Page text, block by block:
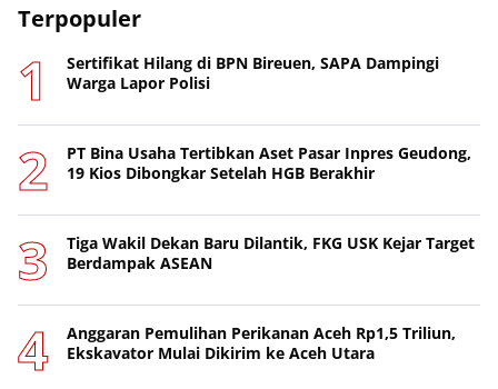
Terpopuler
Sertifikat Hilang di BPN Bireuen, SAPA Dampingi
Warga Lapor Polisi
PT Bina Usaha Tertibkan Aset Pasar Inpres Geudong,
19 Kios Dibongkar Setelah HGB Berakhir
Tiga Wakil Dekan Baru Dilantik, FKG USK Kejar Target
Berdampak ASEAN
Anggaran Pemulihan Perikanan Aceh Rp1,5 Triliun,
Ekskavator Mulai Dikirim ke Aceh Utara